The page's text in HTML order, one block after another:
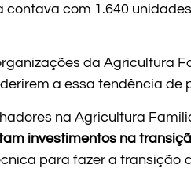
contava com 1.640
da Agricultura
a essa tendência de
na Agricultura
investimentos na
para fazer a transição